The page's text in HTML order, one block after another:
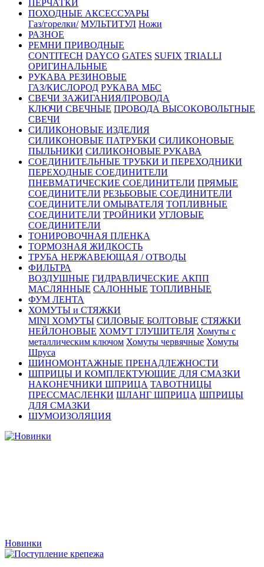
ПЕРЧАТКИ
ПОХОДНЫЕ АКСЕССУАРЫ
Газ/горелки/ МУЛЬТИТУЛ Ножи
РАЗНОЕ
РЕМНИ ПРИВОДНЫЕ
CONTITECH DAYCO GATES SUFIX TRIALLI
ОРИГИНАЛЬНЫЕ
РУКАВА РЕЗИНОВЫЕ
ГАЗ/КИСЛОРОД РУКАВА МБС
СВЕЧИ ЗАЖИГАНИЯ/ПРОВОДА
КЛЮЧИ СВЕЧНЫЕ ПРОВОДА ВЫСОКОВОЛЬТНЫЕ
СВЕЧИ
СИЛИКОНОВЫЕ ИЗДЕЛИЯ
СИЛИКОНОВЫЕ ПАТРУБКИ СИЛИКОНОВЫЕ
ПЫЛЬНИКИ СИЛИКОНОВЫЕ РУКАВА
СОЕДИНИТЕЛЬНЫЕ ТРУБКИ И ПЕРЕХОДНИКИ
ПЕРЕХОДНЫЕ СОЕДИНИТЕЛИ
ПНЕВМАТИЧЕСКИЕ СОЕДИНИТЕЛИ ПРЯМЫЕ
СОЕДИНИТЕЛИ РЕЗЬБОВЫЕ СОЕДИНИТЕЛИ
СОЕДИНИТЕЛИ ОМЫВАТЕЛЯ ТОПЛИВНЫЕ
СОЕДИНИТЕЛИ ТРОЙНИКИ УГЛОВЫЕ
СОЕДИНИТЕЛИ
ТОНИРОВОЧНАЯ ПЛЕНКА
ТОРМОЗНАЯ ЖИДКОСТЬ
ТРУБА НЕРЖАВЕЮЩАЯ / ОТВОДЫ
ФИЛЬТРА
ВОЗДУШНЫЕ ГИДРАВЛИЧЕСКИЕ АКПП
МАСЛЯННЫЕ САЛОННЫЕ ТОПЛИВНЫЕ
ФУМ ЛЕНТА
ХОМУТЫ и СТЯЖКИ
MINI ХОМУТЫ СИЛОВЫЕ БОЛТОВЫЕ СТЯЖКИ
НЕЙЛОНОВЫЕ ХОМУТ ГЛУШИТЕЛЯ Хомуты с
металлическим ключом Хомуты червячные Хомуты
Шруса
ШИНОМОНТАЖНЫЕ ПРЕНАДЛЕЖНОСТИ
ШПРИЦЫ И КОМПЛЕКТУЮЩИЕ ДЛЯ СМАЗКИ
НАКОНЕЧНИКИ ШПРИЦА ТАВОТНИЦЫ
ПРЕССМАСЛЕНКИ ШЛАНГ ШПРИЦА ШПРИЦЫ
ДЛЯ СМАЗКИ
ШУМОИЗОЛЯЦИЯ
Новинки